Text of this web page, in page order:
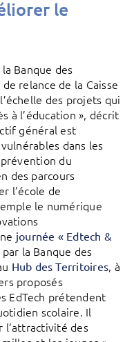
le
Banque des
relance de la Caisse
des projets qui
à l’éducation », décrit
général est
dans les
du
des parcours
l’école de
le numérique
journée « Edtech &
la Banque des
Hub des Territoires, à
proposés
EdTech prétendent
scolaire. Il
l’attractivité des